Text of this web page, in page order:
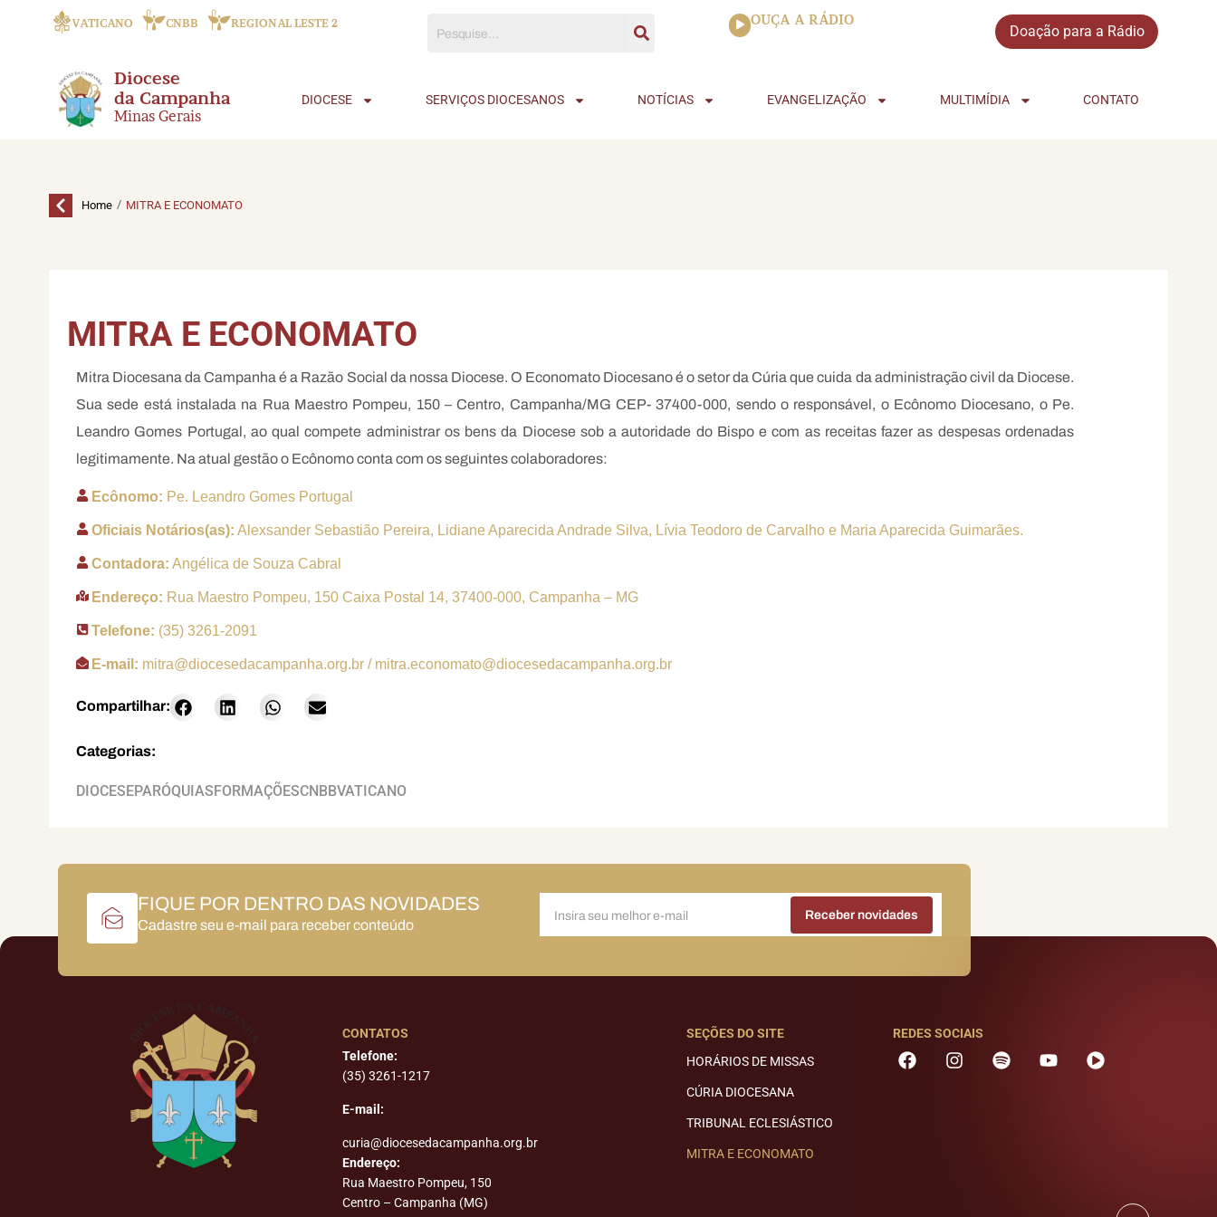
VATICANO CNBB REGIONAL LESTE 2
Tocador
de
OUÇA A RÁDIO
Doação para a Rádio
Diocese
da Campanha
Minas Gerais
DIOCESE SERVIÇOS DIOCESANOS NOTÍCIAS EVANGELIZAÇÃO MULTIMÍDIA CONTATO
Home / MITRA E ECONOMATO
MITRA E ECONOMATO
Mitra Diocesana da Campanha é a Razão Social da nossa Diocese. O Economato Diocesano é o setor da Cúria que cuida da administração civil da Diocese.
Sua sede está instalada na Rua Maestro Pompeu, 150 – Centro, Campanha/MG CEP- 37400-000, sendo o responsável, o Ecônomo Diocesano, o Pe.
Leandro Gomes Portugal, ao qual compete administrar os bens da Diocese sob a autoridade do Bispo e com as receitas fazer as despesas ordenadas
legitimamente. Na atual gestão o Ecônomo conta com os seguintes colaboradores:
Ecônomo: Pe. Leandro Gomes Portugal
Oficiais Notários(as): Alexsander Sebastião Pereira, Lidiane Aparecida Andrade Silva, Lívia Teodoro de Carvalho e Maria Aparecida Guimarães.
Contadora: Angélica de Souza Cabral
Endereço: Rua Maestro Pompeu, 150 Caixa Postal 14, 37400-000, Campanha – MG
Telefone: (35) 3261-2091
E-mail: mitra@diocesedacampanha.org.br / mitra.economato@diocesedacampanha.org.br
Compartilhar:
Categorias:
DIOCESEPARÓQUIASFORMAÇÕESCNBBVATICANO
FIQUE POR DENTRO DAS NOVIDADES
Cadastre seu e-mail para receber conteúdo
CONTATOS
Telefone:
(35) 3261-1217
E-mail:
curia@diocesedacampanha.org.br
Endereço:
Rua Maestro Pompeu, 150
Centro – Campanha (MG)
SEÇÕES DO SITE
HORÁRIOS DE MISSAS
CÚRIA DIOCESANA
TRIBUNAL ECLESIÁSTICO
MITRA E ECONOMATO
REDES SOCIAIS